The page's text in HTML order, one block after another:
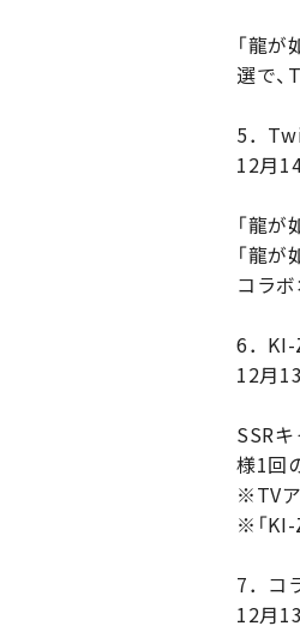
「龍
選で
5．
12月
「龍
「龍
コラ
6．KI-
12月
SSR
様1回
※TVア
※「KI-
7．コ
12月